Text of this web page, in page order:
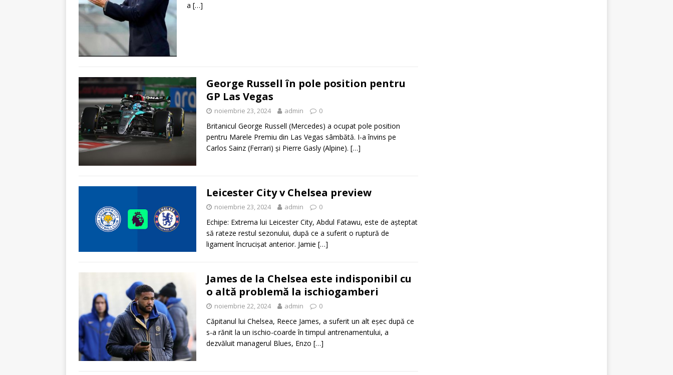
a […]
George Russell în pole position pentru
GP Las Vegas
noiembrie 23, 2024 admin 0
Britanicul George Russell (Mercedes) a ocupat pole position
pentru Marele Premiu din Las Vegas sâmbătă. I-a învins pe
Carlos Sainz (Ferrari) și Pierre Gasly (Alpine). […]
Leicester City v Chelsea preview
noiembrie 23, 2024 admin 0
Echipe: Extrema lui Leicester City, Abdul Fatawu, este de așteptat
să rateze restul sezonului, după ce a suferit o ruptură de
ligament încrucișat anterior. Jamie […]
James de la Chelsea este indisponibil cu
o altă problemă la ischiogamberi
noiembrie 22, 2024 admin 0
Căpitanul lui Chelsea, Reece James, a suferit un alt eșec după ce
s-a rănit la un ischio-coarde în timpul antrenamentului, a
dezvăluit managerul Blues, Enzo […]